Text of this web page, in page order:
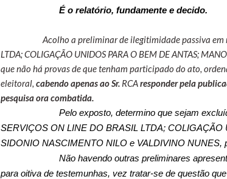
É o relatório, fundamente e decido.
Acolho a preliminar de ilegitimidade passiva em
LTDA; COLIGAÇÃO UNIDOS PARA O BEM DE ANTAS;
que não há provas de que tenham participado do ato,
eleitoral, cabendo apenas ao Sr. RCAresponder pela
pesquisa ora combatida.
Pelo exposto, determino que sejam
SERVIÇOS ON LINE DO BRASIL LTDA;
SIDONIO NASCIMENTO NILO e VALDIVINO NUNES,
Não havendo outras preliminares
para oitiva de testemunhas, vez tratar-se de questão